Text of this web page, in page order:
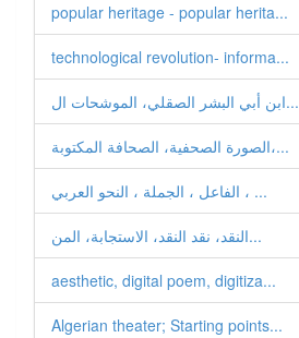
popular heritage - popular herita...
technological revolution- informa...
ابن أبي البشر الصقلي، الموشحات ال...
الصورة الصحفیة، الصحافة المكتوبة،...
الفاعل ، الجملة ، النحو العربي ، ...
النقد، نقد النقد، الاستجابة، المن...
aesthetic, digital poem, digitiza...
Algerian theater; Starting points...